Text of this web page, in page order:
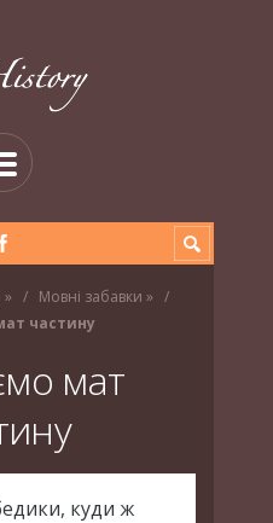
» Мовні забавки »
частину
мат
куди ж